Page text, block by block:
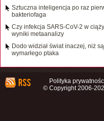
Sztuczna inteligencja po raz
bakteriofaga
Czy infekcja SARS-CoV-2 w
wyniki metaanalizy
Dodo widział świat inaczej, niż
wymarłego ptaka
Polityka
© Copyright 2006-